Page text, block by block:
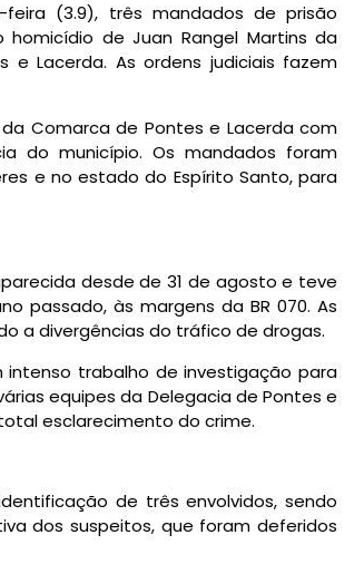
(3.9), três mandados de prisão
de Juan Rangel Martins da
e Lacerda. As ordens judiciais fazem
Comarca de Pontes e Lacerda com
do município. Os mandados foram
e no estado do Espírito Santo, para
desde de 31 de agosto e teve
passado, às margens da BR 070. As
a divergências do tráfico de drogas.
trabalho de investigação para
equipes da Delegacia de Pontes e
esclarecimento do crime.
de três envolvidos, sendo
dos suspeitos, que foram deferidos